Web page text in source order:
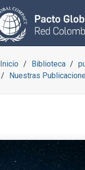
Inicio Biblioteca
Nuestras